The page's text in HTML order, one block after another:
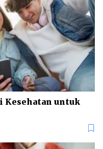
Kesehatan untuk